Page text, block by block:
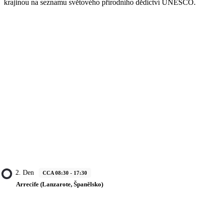
krajinou na seznamu světového přírodního dědictví UNESCO.
2. Den CCA 08:30 - 17:30
Arrecife (Lanzarote, Španělsko)